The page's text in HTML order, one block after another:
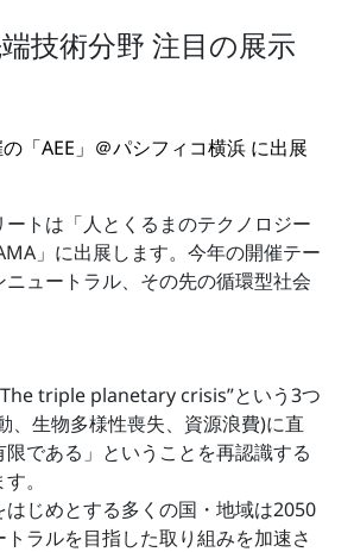
技術分野 注目の展示
「AEE」＠パシフィコ横浜 に出展
ートは「人とくるまのテクノロジー
」に出展します。今年の開催テー
ュートラル、その先の循環型社会
triple planetary crisis”という3つ
、生物多様性喪失、資源浪費)に直
である」ということを再認識する
。
はじめとする多くの国・地域は2050
ラルを目指した取り組みを加速さ